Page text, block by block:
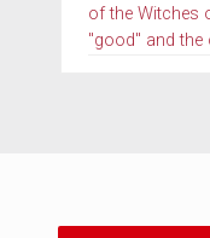
of the Witches
"good" and the